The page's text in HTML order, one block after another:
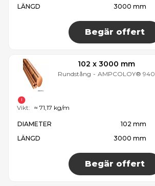
LÄNGD
3000 mm
Begär offert
102 x 3000 mm
Rundstång - AMPCOLOY® 940
DIAMETER
102 mm
LÄNGD
3000 mm
Begär offert
Vikt: ≈ 71,17 kg/m